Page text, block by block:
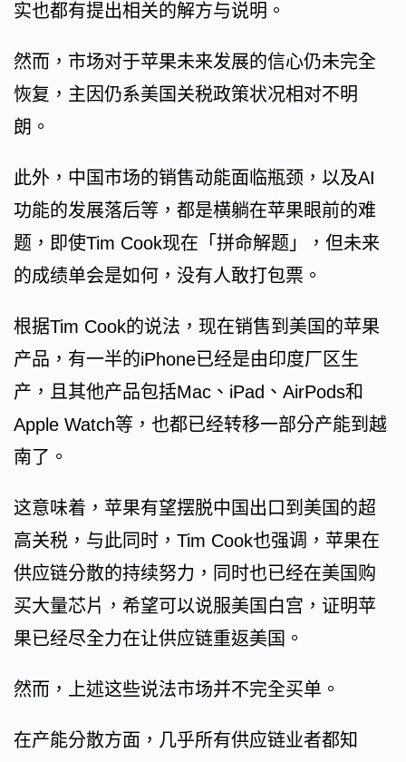
实也都有提出相关的解方与说明。
然而，市场对于苹果未来发展的信心仍未完全
恢复，主因仍系美国关税政策状况相对不明
朗。
此外，中国市场的销售动能面临瓶颈，以及AI
功能的发展落后等，都是横躺在苹果眼前的难
题，即使Tim Cook现在「拼命解题」，但未来
的成绩单会是如何，没有人敢打包票。
根据Tim Cook的说法，现在销售到美国的苹果
产品，有一半的iPhone已经是由印度厂区生
产，且其他产品包括Mac、iPad、AirPods和
Apple Watch等，也都已经转移一部分产能到越
南了。
这意味着，苹果有望摆脱中国出口到美国的超
高关税，与此同时，Tim Cook也强调，苹果在
供应链分散的持续努力，同时也已经在美国购
买大量芯片，希望可以说服美国白宫，证明苹
果已经尽全力在让供应链重返美国。
然而，上述这些说法市场并不完全买单。
在产能分散方面，几乎所有供应链业者都知